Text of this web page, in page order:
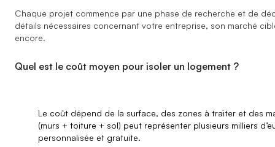
Chaque projet commence par une phase de recherche et de
détails nécessaires concernant votre entreprise, son marché
encore.
Quel est le coût moyen pour isoler un logement ?
Le coût dépend de la surface, des zones à traiter et des
(murs + toiture + sol) peut représenter plusieurs milliers
personnalisée et gratuite.